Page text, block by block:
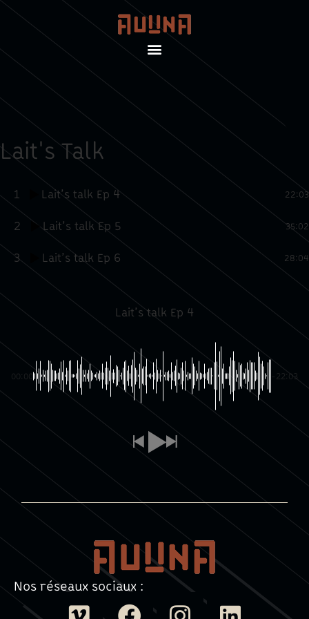
Lait's Talk
1 Lait’s talk Ep 4 22:03
2 Lait’s talk Ep 5 35:02
3 Lait’s talk Ep 6 28:04
Lait’s talk Ep 4
00:00 -22:03
Nos réseaux sociaux :